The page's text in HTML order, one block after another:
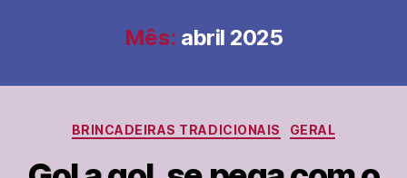
Mês: abril 2025
Categorias
BRINCADEIRAS TRADICIONAIS GERAL